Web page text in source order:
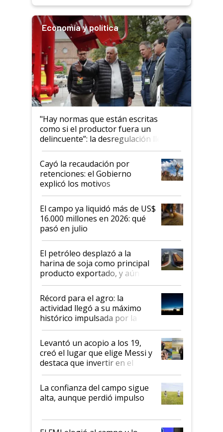
Economía y política
"Hay normas que están escritas
como si el productor fuera un
delincuente”: la desregulación llegó
al Congreso Aapresid y hasta se
habló del financiamiento al IPCVA
Cayó la recaudación por
retenciones: el Gobierno
explicó los motivos
El campo ya liquidó más de US$
16.000 millones en 2026: qué
pasó en julio
El petróleo desplazó a la
harina de soja como principal
producto exportado, y aún así
el agro aportó casi seis de cada
diez dólares y sostuvo el
liderazgo en un semestre
récord
Récord para el agro: la
actividad llegó a su máximo
histórico impulsada por la
cosecha y las exportaciones
Levantó un acopio a los 19,
creó el lugar que elige Messi y
destaca que invertir en el
kirchnerismo era como "darle
plata a un hijo para droga":
Juan Félix Rossetti, el libertario
que de una dura crisis salió
de Milei
La confianza del campo sigue
alta, aunque perdió impulso